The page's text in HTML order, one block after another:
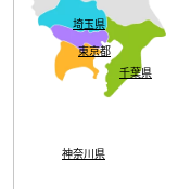
東京都
埼玉県
神奈川県
千葉県